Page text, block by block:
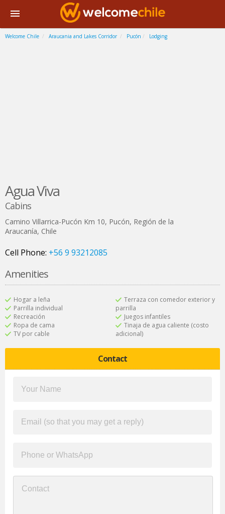
Welcome Chile Araucania and Lakes Corridor Pucón Lodging
Agua Viva
Cabins
Camino Villarrica-Pucón Km 10, Pucón, Región de la
Araucanía, Chile
Cell Phone: +56 9 93212085
Amenities
Hogar a leña
Parrilla individual
Recreación
Ropa de cama
TV por cable
Terraza con comedor exterior y
parrilla
Juegos infantiles
Tinaja de agua caliente (costo
adicional)
Contact